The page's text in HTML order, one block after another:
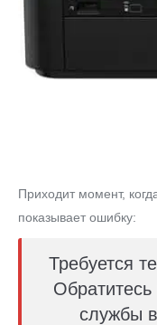
Приходит момент,
показывает ошибку:
Требуется
службы